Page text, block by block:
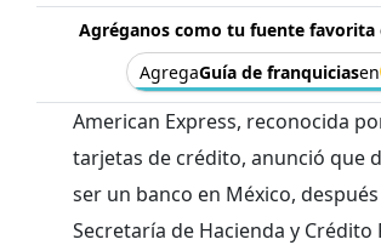
Agréganos como tu fuente favorita
AgregaGuía de franquiciasen
American Express, reconocida
tarjetas de crédito, anunció que
ser un banco en México,
Secretaría de Hacienda y Crédito